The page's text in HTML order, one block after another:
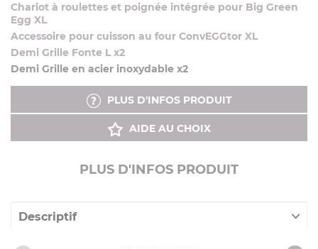
Chariot à roulettes et poignée intégrée pour Big Green
Egg XL
Accessoire pour cuisson au four ConvEGGtor XL
Demi Grille Fonte L x2
Demi Grille en acier inoxydable x2
PLUS D'INFOS PRODUIT
AIDE AU CHOIX
PLUS D'INFOS PRODUIT
Descriptif